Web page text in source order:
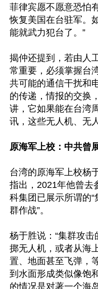
菲律宾愿不愿意恐怕
恢复美国在台驻军。
能就武力犯台了。”
揭仲还提到，若由人
常重要，必须掌握台
共可能的通信干扰和
的传递，情报的交换
讲，它如果能在台湾
讯，这些无人机、无
原海军上校：中共曾
台湾的原海军上校杨
指出，2021年他曾去
科集团已展示所谓的“
群作战”。
杨于胜说：“集群攻
掷无人机，或者从海
置、地面甚至飞弹，
到水面形成类似像饱
的情况是对著一个海